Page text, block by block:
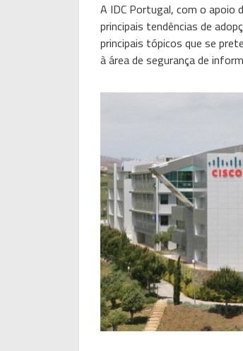
A IDC Portugal, com o apoio
principais tendências de
principais tópicos que se
à área de segurança de